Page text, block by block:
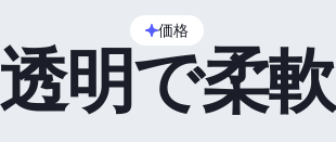
価格
透明で柔軟